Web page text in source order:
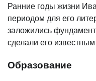
Ранние годы жизни
периодом для его
заложились
сделали его
Образование